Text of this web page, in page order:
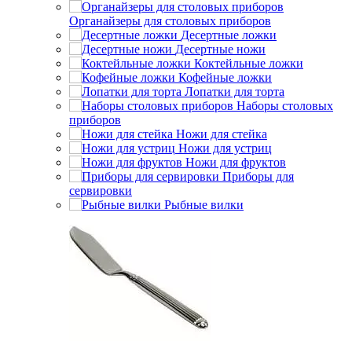
Органайзеры для столовых приборов
Десертные ложки
Десертные ножи
Коктейльные ложки
Кофейные ложки
Лопатки для торта
Наборы столовых
приборов
Ножи для стейка
Ножи для устриц
Ножи для фруктов
Приборы для
сервировки
Рыбные вилки